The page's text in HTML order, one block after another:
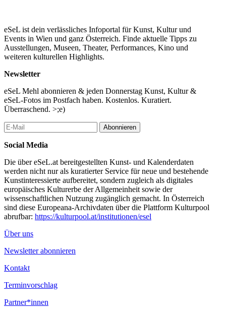
eSeL ist dein verlässliches Infoportal für Kunst, Kultur und
Events in Wien und ganz Österreich. Finde aktuelle Tipps zu
Ausstellungen, Museen, Theater, Performances, Kino und
weiteren kulturellen Highlights.
Newsletter
eSeL Mehl abonnieren & jeden Donnerstag Kunst, Kultur &
eSeL-Fotos im Postfach haben. Kostenlos. Kuratiert.
Überraschend. >;e)
Abonnieren
Social Media
Die über eSeL.at bereitgestellten Kunst- und Kalenderdaten
werden nicht nur als kuratierter Service für neue und bestehende
Kunstinteressierte aufbereitet, sondern zugleich als digitales
europäisches Kulturerbe der Allgemeinheit sowie der
wissenschaftlichen Nutzung zugänglich gemacht. In Österreich
sind diese Europeana-Archivdaten über die Plattform Kulturpool
abrufbar: https://kulturpool.at/institutionen/esel
Über uns
Newsletter abonnieren
Kontakt
Terminvorschlag
Partner*innen